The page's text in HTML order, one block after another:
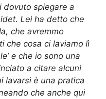
dovuto spiegare a
Lei ha detto che
che avremmo
che cosa ci laviamo lì
e che io sono una
a citare alcuni
lavarsi è una pratica
che anche qui